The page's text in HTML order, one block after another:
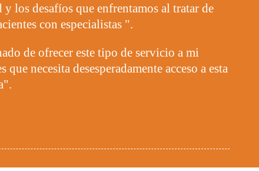
y los desafíos que enfrentamos al tratar de
con especialistas ".
de ofrecer este tipo de servicio a mi
necesita desesperadamente acceso a esta